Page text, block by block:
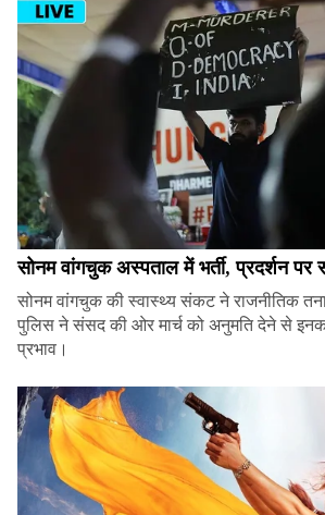
सोनम वांगचुक अस्पताल में भर्ती, प्रदर्शन
सोनम वांगचुक की स्वास्थ्य संकट ने राजनीतिक
पुलिस ने संसद की ओर मार्च को अनुमति देने से
प्रभाव।